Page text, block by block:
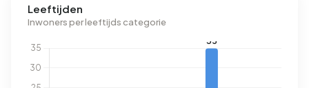
Leeftijden
Inwoners per leeftijds categorie